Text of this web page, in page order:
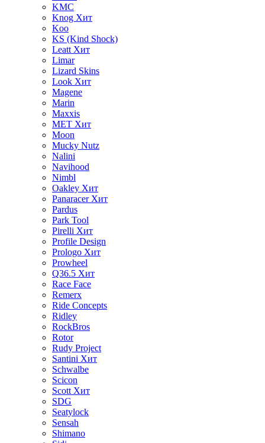
KMC
Knog Хит
Koo
KS (Kind Shock)
Leatt Хит
Limar
Lizard Skins
Look Хит
Magene
Marin
Maxxis
MET Хит
Moon
Mucky Nutz
Nalini
Navihood
Nimbl
Oakley Хит
Panaracer Хит
Pardus
Park Tool
Pirelli Хит
Profile Design
Prologo Хит
Prowheel
Q36.5 Хит
Race Face
Remerx
Ride Concepts
Ridley
RockBros
Rotor
Rudy Project
Santini Хит
Schwalbe
Scicon
Scott Хит
SDG
Seatylock
Sensah
Shimano